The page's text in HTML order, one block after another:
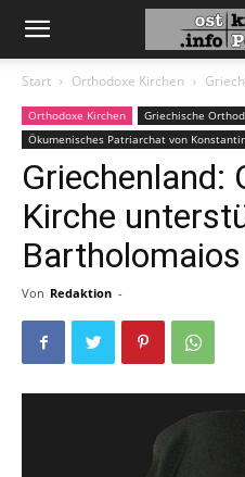
Start Orthodoxe Kirchen
Orthodoxe Kirchen
Griechische
Ökumenisches Patriarchat von
Griechenland:
Kirche
Bartholomaios
Von Redaktion -